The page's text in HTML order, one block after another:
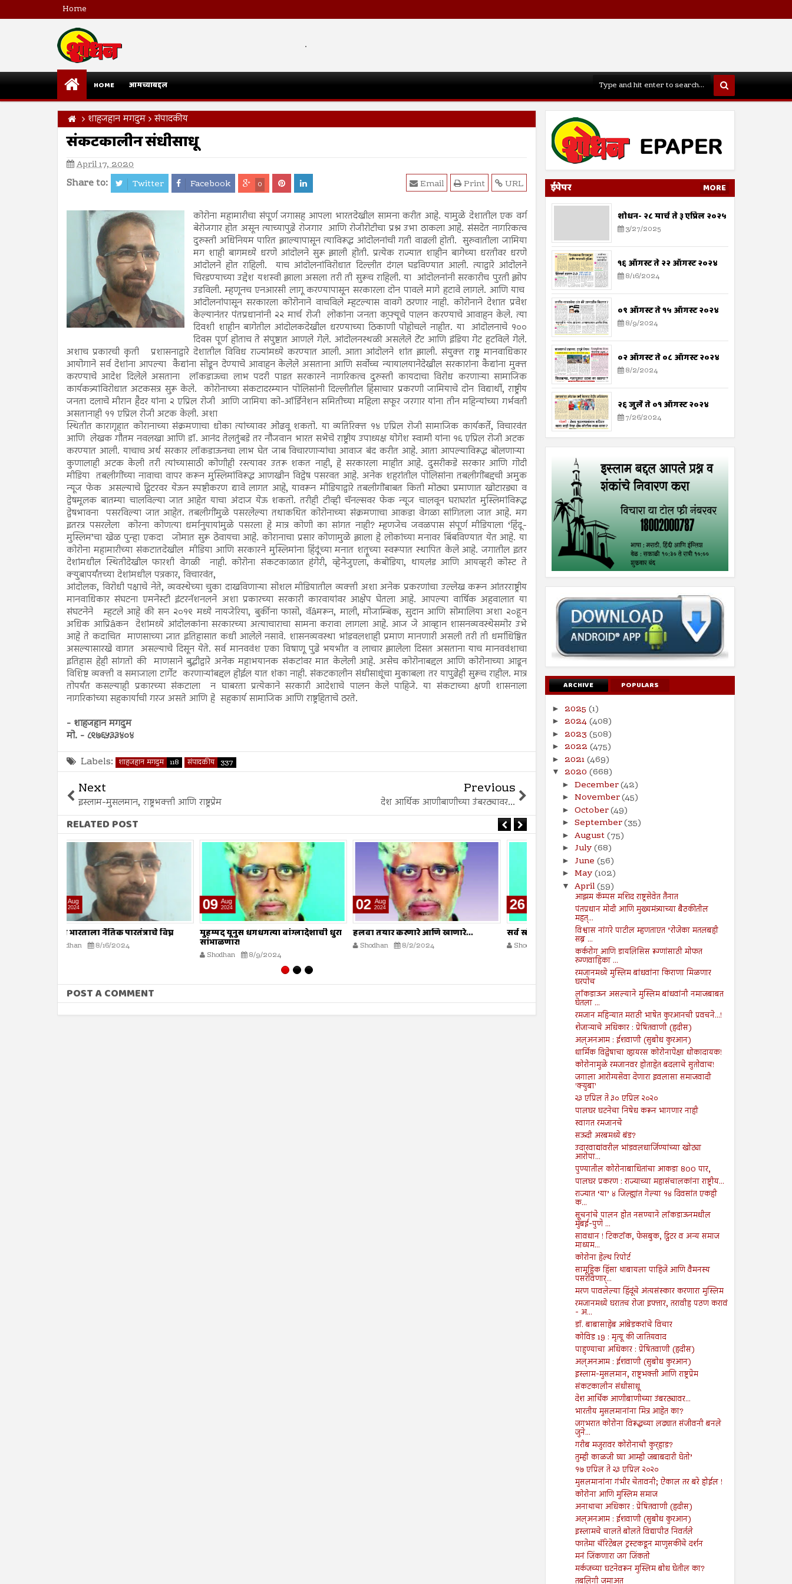
Home
.
HOME आमच्याबद्दल
शाहजहान मगदुम संपादकीय
संकटकालीन संधीसाधू
April 17, 2020
Share to: Twitter Facebook 0 URL
Print
Email
कोरोना महामारीचा संपूर्ण जगासह आपला भारतदेखील सामना करीत आहे. यामुळे देशातील एक वर्ग
बेरोजगार होत असून त्याच्यापुढे रोजगार आणि रोजीरोटीचा प्रश्न उभा ठाकला आहे. संसदेत नागरिकत्व
दुरुस्ती अधिनियम पारित झाल्यापासून त्याविरूद्ध आंदोलनांची गती वाढली होती. सुरुवातीला जामिया
मग शाही बागमध्ये धरणे आंदोलने सुरू झाली होती. प्रत्येक राज्यात शाहीन बागेच्या धरतीवर धरणे
आंदोलने होत राहिली. याच आंदोलनांविरोधात दिल्लीत दंगल घडविण्यात आली. त्याद्वारे आंदोलने
चिरडण्याच्या उद्देश यशस्वी झाला असला तरी ती सुरूच राहिली. या आंदोलनांनी सरकारीच पुरती झोप
उडविली. म्हणूनच एनआरसी लागू करण्यापासून सरकारला दोन पावले मागे हटावे लागले. आणि याच
आंदोलनांपासून सरकारला कोरोनाने वाचविले म्हटल्यास वावगे ठरणार नाही. कोरोनाने देशात प्रवेश
केल्यानंतर पंतप्रधानांनी २२ मार्च रोजी लोकांना जनता कफ्र्यूचे पालन करण्याचे आवाहन केले. त्या
दिवशी शाहीन बागेतील आंदोलकदेखील धरण्याच्या ठिकाणी पोहोचले नाहीत. या आंदोलनाचे १००
दिवस पूर्ण होताच ते संपुष्टात आणले गेले. आंदोलनस्थळी असलेले टेंट आणि इंडिया गेट हटविले गेले.
अशाच प्रकारची कृती प्रशासनाद्वारे देशातील विविध राज्यांमध्ये करण्यात आली. आता आंदोलने शांत झाली. संयुक्त राष्ट्र मानवाधिकार
आयोगाने सर्व देशांना आपल्या कैद्यांना सोडून देण्याचे आवाहन केलेले असताना आणि सर्वोच्च न्यायालयानेदेखील सरकारांना कैद्यांना मुक्त
करण्याचे आदेश दिलेले असताना लॉकडाऊचा लाभ पदरी पाडत सरकारने नागरिकत्व दुरुस्ती कायदाचा विरोध करणाऱ्या सामाजिक
कार्यकत्र्यांविरोधात अटकसत्र सुरू केले. कोरोनाच्या संकटादरम्यान पोलिसांनी दिल्लीतील हिंसाचार प्रकरणी जामियाचे दोन विद्यार्थी, राष्ट्रीय
जनता दलाचे मीरान हैदर यांना २ एप्रिल रोजी आणि जामिया को-ऑर्डिनेशन समितीच्या महिला सफूर जरगार यांना तीन महिन्यांच्या गर्भवती
असतानाही ११ एप्रिल रोजी अटक केली. अशा
स्थितीत कारागृहात कोरानाच्या संक्रमणाचा धोका त्यांच्यावर ओढवू शकतो. या व्यतिरिक्त १४ एप्रिल रोजी सामाजिक कार्यकर्ते, विचारवंत
आणि लेखक गौतम नवलखा आणि डॉ. आनंद तेलतुंबडे तर नौजवान भारत सभेचे राष्ट्रीय उपाध्यक्ष योगेश स्वामी यांना १६ एप्रिल रोजी अटक
करण्यात आली. याचाच अर्थ सरकार लॉकडाऊनचा लाभ घेत जाब विचारणाऱ्यांचा आवाज बंद करीत आहे. आता आपल्याविरूद्ध बोलणाऱ्या
कुणालाही अटक केली तरी त्यांच्यासाठी कोणीही रस्त्यावर उतरू शकत नाही, हे सरकारला माहीत आहे. दुसरीकडे सरकार आणि गोदी
मीडिया तबलीगींच्या नावाचा वापर करून मुस्लिमांविरूद्ध आणखीन विद्वेष पसरवत आहे. अनेक शहरांतील पोलिसांना तबलीगींबद्दची अमुक
न्यूज फेक असल्याचे ट्विटरवर येऊन स्पष्टीकरण द्यावे लागत आहे, यावरून मीडियाद्वारे तबलीगींबाबत किती मोठ्या प्रमाणात खोटारड्या व
द्वेषमूलक बातम्या चालविल्या जात आहेत याचा अंदाज येऊ शकतो. तरीही टीव्ही चॅनल्सवर फेक न्यूज चालवून घराघरांत मुस्लिमांविरूद्ध
द्वेषभावना पसरविल्या जात आहेत. तबलीगींमुळे पसरलेल्या तथाकथित कोरोनाच्या संक्रमणाचा आकडा वेगळा सांगितला जात आहे. मग
इतरत्र पसरलेला कोरना कोणत्या धर्मानुयायांमुळे पसरला हे मात्र कोणी का सांगत नाही? म्हणजेच जवळपास संपूर्ण मीडियाला ‘हिंदू-
मुस्लिम’चा खेळ पुन्हा एकदा जोमात सुरू ठेवायचा आहे. कोरानाचा प्रसार कोणामुळे झाला हे लोकांच्या मनावर बिंबविण्यात येत आहे. या
कोरोना महामारीच्या संकटातदेखील मीडिया आणि सरकारने मुस्लिमांना हिंदूंच्या मनात शत्रूच्या स्वरूपात स्थापित केले आहे. जगातील इतर
देशांमधील स्थितीदेखील फारशी वेगळी नाही. कोरोना संकटकाळात हंगेरी, व्हेनेजुएला, कंबोडिया, थायलंड आणि आयव्हरी कोस्ट ते
क्युबापर्यंतच्या देशांमधील पत्रकार, विचारवंत,
आंदोलक, विरोधी पक्षाचे नेते, व्यवस्थेच्या चुका दाखविणाऱ्या सोशल मीडियातील व्यक्ती अशा अनेक प्रकरणांचा उल्लेख करून आंतरराष्ट्रीय
मानवाधिकार संघटना एमनेस्टी इंटरनॅशनलने अशा प्रकारच्या सरकारी कारवायांवर आक्षेप घेतला आहे. आपल्या वार्षिक अहवालात या
संघटनेने म्हटले आहे की सन २०१९ मध्ये नायजेरिया, बुर्कीना फासो, वॅâमरून, माली, मोजाम्बिक, सुदान आणि सोमालिया अशा २०हून
अधिक आप्रिâकन देशांमध्ये आंदोलकांना सरकारच्या अत्याचाराचा सामना करावा लागला आहे. आज जे आव्हान शासनव्यवस्थेसमोर उभे
आहे ते कदाचित माणसाच्या ज्ञात इतिहासात कधी आलेले नसावे. शासनव्यवस्था भांडवलशाही प्रमाण मानणारी असली तरी ती धर्माधिष्ठित
असल्यासारखे वागत असल्याचे दिसून येते. सर्व मानववंश एका विषाणू पुढे भयभीत व लाचार झालेला दिसत असताना याच मानववंशाचा
इतिहास हेही सांगतो की माणसाने बुद्धीद्वारे अनेक महाभयानक संकटांवर मात केलेली आहे. असेच कोरोनाबद्दल आणि कोरोनाच्या आडून
विशिष्ट व्यक्ती व समाजाला टार्गेट करणाऱ्यांबद्दल होईल यात शंका नाही. संकटकालीन संधीसाधूंचा मुकाबला तर यापुढेही सुरूच राहील. मात्र
तोपर्यंत कसल्याही प्रकारच्या संकटाला न घाबरता प्रत्येकाने सरकारी आदेशाचे पालन केले पाहिजे. या संकटाच्या क्षणी शासनाला
नागरिकांच्या सहकार्याची गरज असते आणि हे सहकार्य सामाजिक आणि राष्ट्रहिताचे ठरते.
- शाहजहान मगदुम
मो. - ८९७६५३३४०४
Labels: शाहजहान मगदुम 118 संपादकीय 337
Next
इस्लाम-मुसलमान, राष्ट्रभक्ती आणि राष्ट्रप्रेम
Previous
देश आर्थिक आणीबाणीच्या उंबरठ्यावर...
RELATED POST
09 Aug
2024
मुहम्मद यूनुस धगधगत्या बांग्लादेशाची धुरा
सांभाळणार!
02 Aug
2024
हलवा तयार करणारे आणि खाणारे...
Shodhan
26 Jul
2024
सर्व स्रोतांवर ताबा
Shodhan 7/26/2024
वेदना कुठे आणि लक्षण कुठे?
7/19/2024
12 2024
डाव्या विचारसरणीचा उगम?
Shodhan
POST A COMMENT
ईपेपर MORE
शोधन- २८ मार्च ते ३ एप्रिल २०२५
3/27/2025
१६ ऑगस्ट ते २२ ऑगस्ट २०२४
8/16/2024
०९ ऑगस्ट ते १५ ऑगस्ट २०२४
8/9/2024
०२ ऑगस्ट ते ०८ ऑगस्ट २०२४
8/2/2024
२६ जुलै ते ०१ ऑगस्ट २०२४
7/26/2024
ARCHIVE POPULARS
► 2025 (1)
► 2024(408)
► 2023 (508)
► 2022 (475)
► 2021(469)
▼ 2020 (668)
► December(42)
► November(45)
► October(49)
► September(35)
► August(75)
► July(68)
► June (56)
► May(102)
▼ April(59)
आझम कॅम्पस मशिद राष्ट्रसेवेत तैनात
पंतप्रधान मोदी आणि मुख्यमंत्र्याच्या बैठकीतील
महत्...
विश्वास नांगरे पाटील म्हणताएत "रोजेका मतलबही
सब्र ...
कर्करोग आणि डायलिसिस रूग्णांसाठी मोफत
रुग्णवाहिका ...
रमजानमध्ये मुस्लिम बांधवांना किराणा मिळणार
घरपोच
लॉकडाऊन असल्याने मुस्लिम बांधवांनी नमाजबाबत
घेतला ...
रमजान महिन्यात मराठी भाषेत कुरआनची प्रवचने...!
शेजाऱ्याचे अधिकार : प्रेषितवाणी (हदीस)
अल्अनआम : ईशवाणी (सुबोध कुरआन)
धार्मिक विद्वेषाचा व्हायरस कोरोनापेक्षा धोकादायक!
कोरोनामुळे रमजानवर होताहेत बदलाचे सुतोवाच!
जगाला आरोग्यसेवा देणारा इवलासा समाजवादी
'क्युबा'
२३ एप्रिल ते ३० एप्रिल २०२०
पालघर घटनेचा निषेध करून भागणार नाही
स्वागत रमजानचे
सऊदी अरबमध्ये बंड?
उदारवाद्यांवरील भांडवलधार्जिण्यांच्या खोट्या
आरोपा...
पुण्यातील कोरोनाबाधितांचा आकडा 800 पार,
पालघर प्रकरण : राज्याच्या महासंचालकांना राष्ट्रीय...
राज्यात ‘या’ ४ जिल्ह्यांत गेल्या १४ दिवसांत एकही
क...
सूचनांचे पालन होत नसण्याने लॉकडाऊनमधील
मुंबई-पुणे ...
सावधान ! टिकटॉक, फेसबुक, ट्विटर व अन्य समाज
माध्यम...
कोरोना हेल्थ रिपोर्ट
सामूहिक हिंसा थाबायला पाहिजे आणि वैमनस्य
पसरविणार्...
मरण पावलेल्या हिंदूंचे अंत्यसंस्कार करणारा मुस्लिम
रमजानमध्ये घरातच रोजा इफ्तार, तरावीह पठण करावं
- अ...
डॉ. बाबासाहेब आंबेडकरांचे विचार
कोविड 19 : मृत्यू की जातियवाद
पाहुण्याचा अधिकार : प्रेषितवाणी (हदीस)
अल्अनआम : ईशवाणी (सुबोध कुरआन)
इस्लाम-मुसलमान, राष्ट्रभक्ती आणि राष्ट्रप्रेम
संकटकालीन संधीसाधू
देश आर्थिक आणीबाणीच्या उंबरठ्यावर...
भारतीय मुसलमानांना मित्र आहेत का?
जगभरात कोरोना विरूद्धच्या लढ्यात संजीवनी बनले
जुने...
गरीब मजुरावर कोरोनाची कुर्‍हाड?
तुम्ही काळजी घ्या आम्ही जबाबदारी घेतो’
१७ एप्रिल ते २३ एप्रिल २०२०
मुसलमानांना गंभीर चेतावनी; ऐकाल तर बरे होईल !
कोरोना आणि मुस्लिम समाज
अनाथाचा अधिकार : प्रेषितवाणी (हदीस)
अल्अनआम : ईशवाणी (सुबोध कुरआन)
इस्लामचे चालते बोलते विद्यापीठ निवर्तले
फातेमा चॅरिटेबल ट्रस्टकडून माणुसकीचे दर्शन
मनं जिंकणारा जग जिंकतो
मर्कजच्या घटनेवरून मुस्लिम बोध घेतील का?